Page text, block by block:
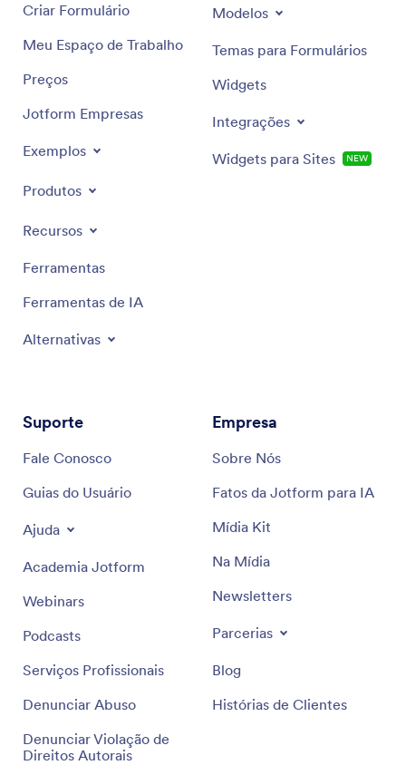
Criar Formulário
Meu Espaço de Trabalho
Preços
Jotform Empresas
Exemplos
Produtos
Recursos
Ferramentas
Ferramentas de IA
Alternativas
Modelos
Temas para Formulários
Widgets
Integrações
Widgets para Sites NEW
Suporte
Fale Conosco
Guias do Usuário
Ajuda
Academia Jotform
Webinars
Podcasts
Serviços Profissionais
Denunciar Abuso
Denunciar Violação de
Direitos Autorais
Empresa
Sobre Nós
Fatos da Jotform para IA
Mídia Kit
Na Mídia
Newsletters
Parcerias
Blog
Histórias de Clientes